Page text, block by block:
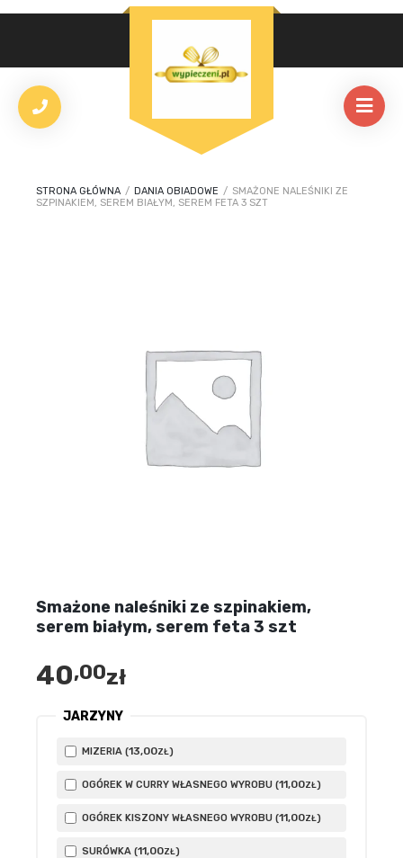
STRONA GŁÓWNA / DANIA OBIADOWE / SMAŻONE NALEŚNIKI ZE
SZPINAKIEM, SEREM BIAŁYM, SEREM FETA 3 SZT
Smażone naleśniki ze szpinakiem,
serem białym, serem feta 3 szt
40,00zł
JARZYNY
MIZERIA (13,00ZŁ)
OGÓREK W CURRY WŁASNEGO WYROBU (11,00ZŁ)
OGÓREK KISZONY WŁASNEGO WYROBU (11,00ZŁ)
SURÓWKA (11,00ZŁ)